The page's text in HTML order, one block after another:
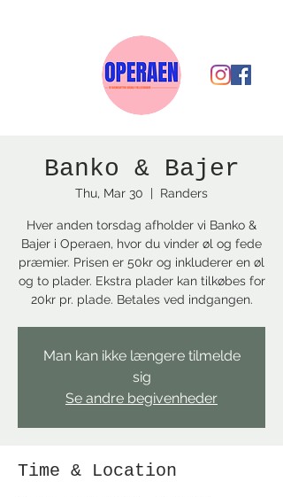
Banko & Bajer
Thu, Mar 30
  |
Randers
Hver anden torsdag afholder vi Banko &
Bajer i Operaen, hvor du vinder øl og fede
præmier. Prisen er 50kr og inkluderer en øl
og to plader. Ekstra plader kan tilkøbes for
20kr pr. plade. Betales ved indgangen.
Man kan ikke længere tilmelde
sig
Se andre begivenheder
Time & Location